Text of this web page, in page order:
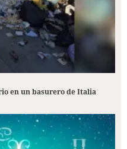
en un basurero de Italia